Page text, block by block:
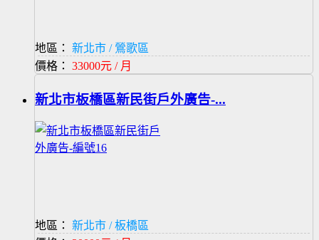
地區：
新北市 / 鶯歌區
價格： 33000元 / 月
新北市板橋區新民街戶外廣告-...
地區：
新北市 / 板橋區